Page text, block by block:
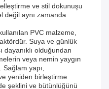
ve stil dokunuşu
değil aynı zamanda
PVC malzeme,
Suya ve günlük
dayanıklı olduğundan
veya nemin yaygın
yapı,
yeniden birleştirme
şeklini ve bütünlüğünü